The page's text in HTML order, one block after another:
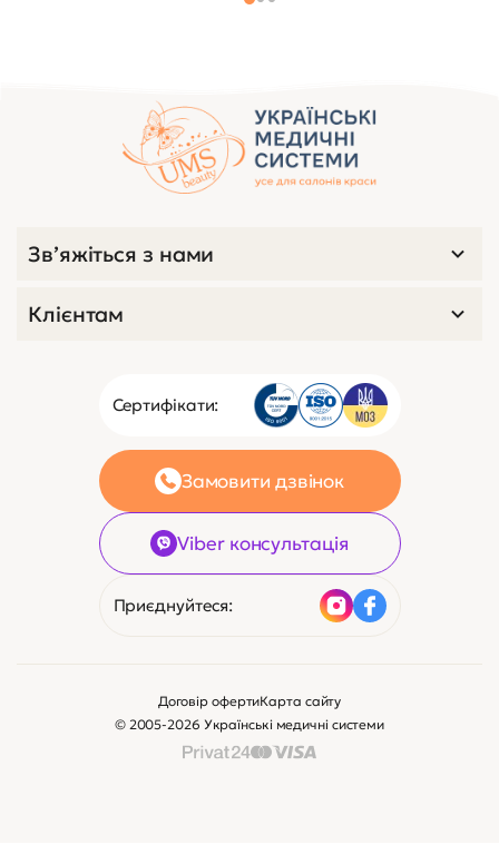
Сертифікати:
Замовити дзвінок
Viber консультація
Приєднуйтеся:
Зв’яжіться з нами
Клієнтам
© 2005-2026 Українські медичні системи
Договір офертиКарта сайту